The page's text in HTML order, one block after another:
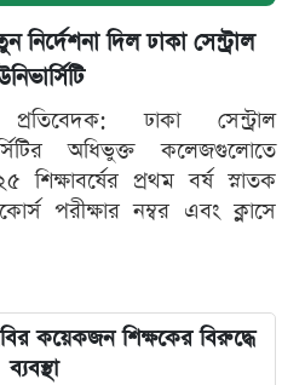
নির্দেশনা দিল ঢাকা সেন্ট্রাল
ঢাকা সেন্ট্রাল
অধিভুক্ত কলেজগুলোতে
শিক্ষাবর্ষের প্রথম বর্ষ স্নাতক
পরীক্ষার নম্বর এবং ক্লাসে
কয়েকজন শিক্ষকের বিরুদ্ধে
ব্যবস্থা